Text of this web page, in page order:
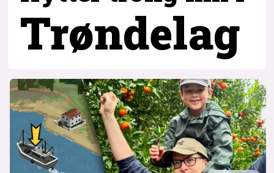
Trøndelag